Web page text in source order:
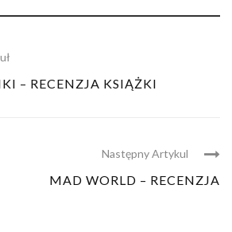
– RECENZJA KSIĄŻKI
Następny Artykul
MAD WORLD – RECENZJA